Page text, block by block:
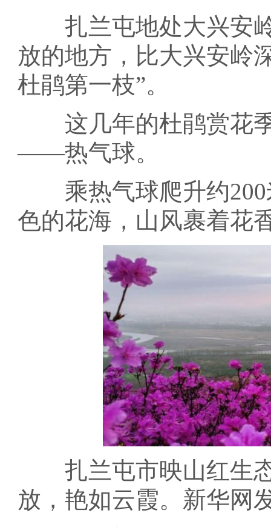
扎兰屯地处大兴安岭
放的地方，比大兴安岭
杜鹃第一枝”。
这几年的杜鹃赏花季
——热气球。
乘热气球爬升约200
色的花海，山风裹着花
扎兰屯市映山红生态
放，艳如云霞。新华网